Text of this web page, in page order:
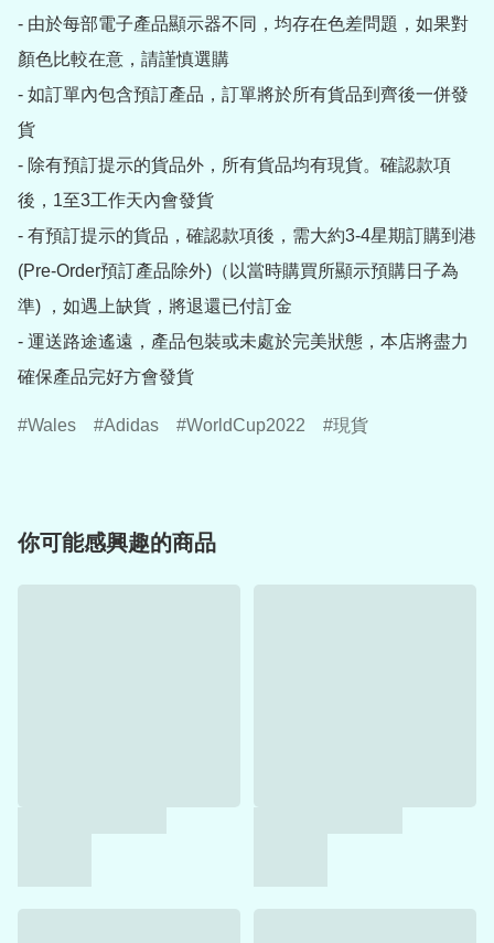
- 由於每部電子產品顯示器不同，均存在色差問題，如果對
顏色比較在意，請謹慎選購
- 如訂單內包含預訂產品，訂單將於所有貨品到齊後一併發
貨
- 除有預訂提示的貨品外，所有貨品均有現貨。確認款項
後，1至3工作天內會發貨
- 有預訂提示的貨品，確認款項後，需大約3-4星期訂購到港
(Pre-Order預訂產品除外)（以當時購買所顯示預購日子為
準) ，如遇上缺貨，將退還已付訂金
- 運送路途遙遠，產品包裝或未處於完美狀態，本店將盡力
確保產品完好方會發貨
Wales Adidas WorldCup2022 現貨
你可能感興趣的商品